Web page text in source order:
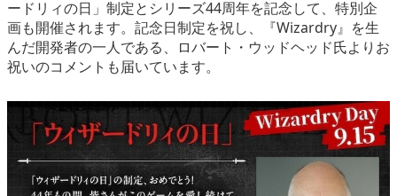
ードリィの日」制定とシリーズ44周年を記念して、特別企
画も開催されます。記念日制定を祝し、『Wizardry』を生
んだ開発者の一人である、ロバート・ウッドヘッド氏よりお
祝いのコメントも届いています。